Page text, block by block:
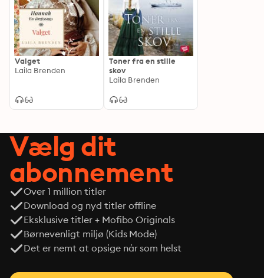
Valget
Laila Brenden
Toner fra en stille
skov
Laila Brenden
Vælg dit
abonnement
Over 1 million titler
Download og nyd titler offline
Eksklusive titler + Mofibo Originals
Børnevenligt miljø (Kids Mode)
Det er nemt at opsige når som helst